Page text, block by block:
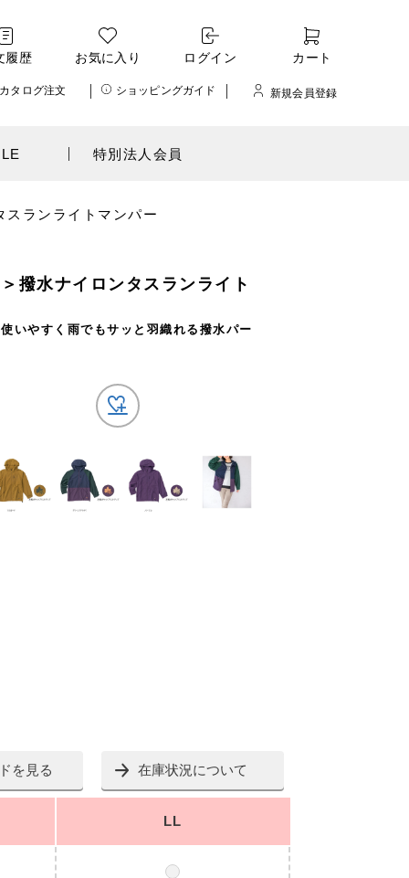
履歴 お気に入り ログイン カート
カタログ注文 ショッピングガイド 新規会員登録
特別法人会員
ランライトマンパー
撥水ナイロンタスランライト
いやすく雨でもサッと羽織れる撥水パー
を見る 在庫状況について
LL